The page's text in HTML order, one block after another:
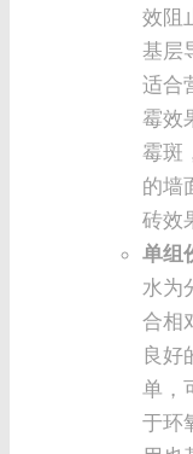
效阻
基层
适合
霉效
霉斑
的墙
砖效
单组
水为
合相
良好
单，
于环